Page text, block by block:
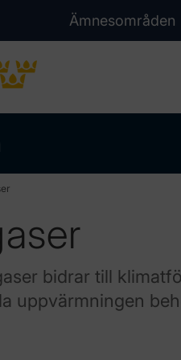
Ämnesområden
bidrar till
uppvärmningen